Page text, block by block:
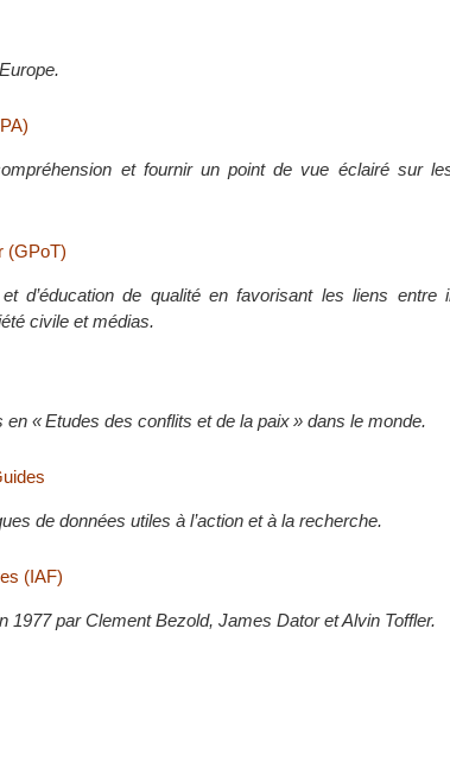
et fournir un point de vue éclairé sur
(GPoT)
d’éducation de qualité en favorisant les liens entre
civile et médias.
« Etudes des conflits et de la paix » dans le monde.
de données utiles à l’action et à la recherche.
(IAF)
1977 par Clement Bezold, James Dator et Alvin Toffler.